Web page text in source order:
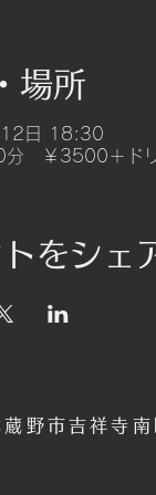
場所
日 18:30
￥3500＋ド
をシェ
野市吉祥寺